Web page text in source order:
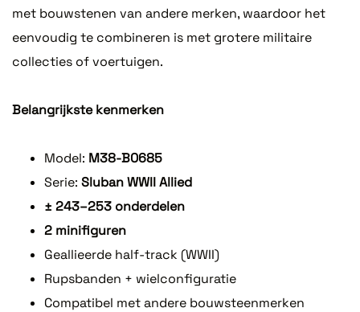
met bouwstenen van andere merken, waardoor het
eenvoudig te combineren is met grotere militaire
collecties of voertuigen.
Belangrijkste kenmerken
Model: M38-B0685
Serie: Sluban WWII Allied
± 243–253 onderdelen
2 minifiguren
Geallieerde half-track (WWII)
Rupsbanden + wielconfiguratie
Compatibel met andere bouwsteenmerken